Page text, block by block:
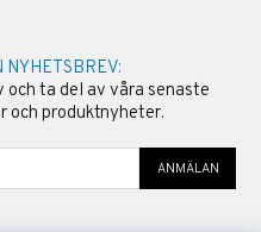
NYHETSBREV:
ta del av våra senaste
och produktnyheter.
ANMÄLAN